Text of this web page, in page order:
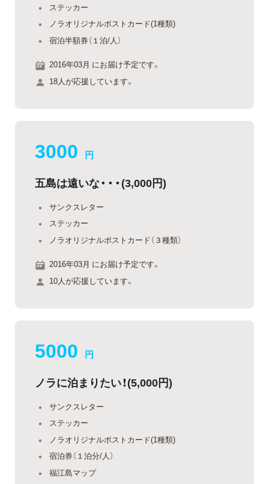
ステッカー
ノラオリジナルポストカード(1種類)
宿泊半額券（１泊/人）
2016年03月 にお届け予定です。
18人が応援しています。
3000 円
五島は遠いな・・・(3,000円)
サンクスレター
ステッカー
ノラオリジナルポストカード（３種類）
2016年03月 にお届け予定です。
10人が応援しています。
5000 円
ノラに泊まりたい！(5,000円)
サンクスレター
ステッカー
ノラオリジナルポストカード(1種類)
宿泊券（１泊分/人）
福江島マップ